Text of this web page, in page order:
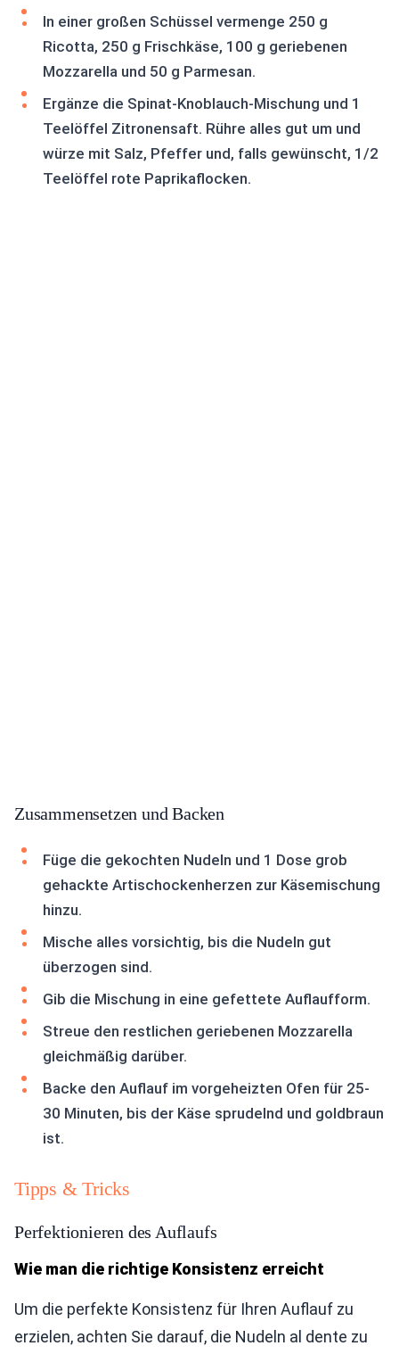
In einer großen Schüssel vermenge 250 g
Ricotta, 250 g Frischkäse, 100 g geriebenen
Mozzarella und 50 g Parmesan.
Ergänze die Spinat-Knoblauch-Mischung und 1
Teelöffel Zitronensaft. Rühre alles gut um und
würze mit Salz, Pfeffer und, falls gewünscht, 1/2
Teelöffel rote Paprikaflocken.
Zusammensetzen und Backen
Füge die gekochten Nudeln und 1 Dose grob
gehackte Artischockenherzen zur Käsemischung
hinzu.
Mische alles vorsichtig, bis die Nudeln gut
überzogen sind.
Gib die Mischung in eine gefettete Auflaufform.
Streue den restlichen geriebenen Mozzarella
gleichmäßig darüber.
Backe den Auflauf im vorgeheizten Ofen für 25-
30 Minuten, bis der Käse sprudelnd und goldbraun
ist.
Tipps & Tricks
Perfektionieren des Auflaufs
Wie man die richtige Konsistenz erreicht
Um die perfekte Konsistenz für Ihren Auflauf zu
erzielen, achten Sie darauf, die Nudeln al dente zu